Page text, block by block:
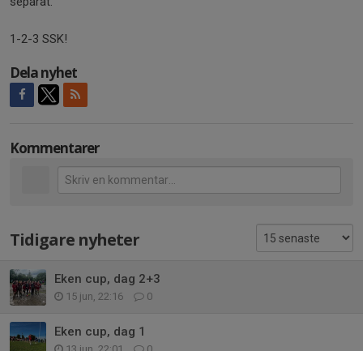
1-2-3 SSK!
Dela nyhet
Kommentarer
Tidigare nyheter
Eken cup, dag 2+3
15 jun, 22:16 0
Eken cup, dag 1